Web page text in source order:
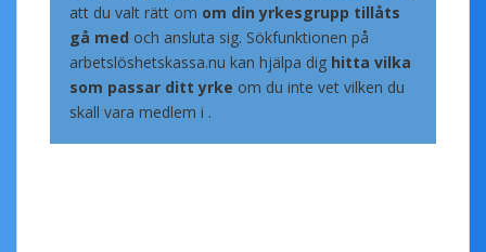
att du valt rätt om om din yrkesgrupp tillåts
gå med och ansluta sig. Sökfunktionen på
arbetslöshetskassa.nu kan hjälpa dig hitta vilka
som passar ditt yrke om du inte vet vilken du
skall vara medlem i .